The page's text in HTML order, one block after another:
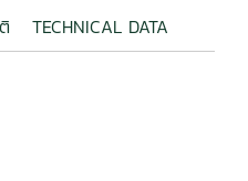
TECHNICAL DATA